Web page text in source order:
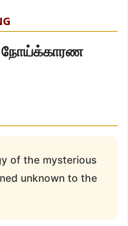
நோய்க்காரண
of the mysterious
unknown to the